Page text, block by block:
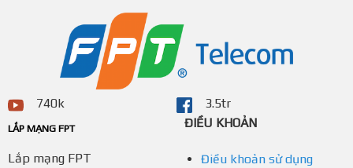
740k 3.5tr
LẮP MẠNG FPT
Lắp mạng FPT
ĐIỀU KHOẢN
Điều khoản sử dụng